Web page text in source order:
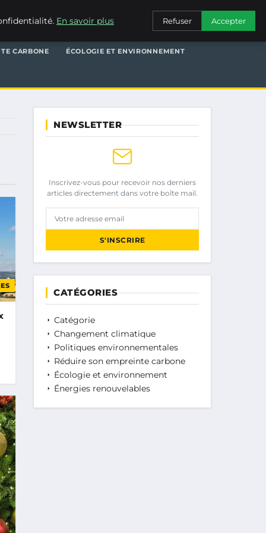
CARBONE ÉCOLOGIE ET ENVIRONNEMENT
NEWSLETTER
Inscrivez-vous pour recevoir nos derniers
articles directement dans votre boîte mail.
Votre adresse email
S'INSCRIRE
CATÉGORIES
Catégorie
Changement climatique
Politiques environnementales
Réduire son empreinte carbone
Écologie et environnement
Énergies renouvelables
En savoir plus Refuser Accepter